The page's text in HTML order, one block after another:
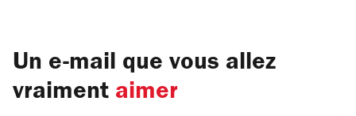
Un e-mail que vous allez
vraiment aimer